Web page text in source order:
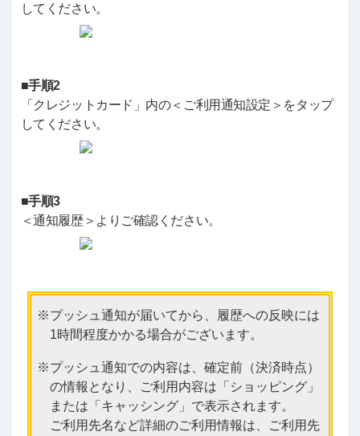
してください。
■手順2
「クレジットカード」内の＜ご利用通知設定＞をタップ
してください。
■手順3
＜通知履歴＞よりご確認ください。
プッシュ通知が届いてから、履歴への反映には
1時間程度かかる場合がございます。
プッシュ通知での内容は、確定前（決済時点）
の情報となり、ご利用内容は「ショッピング」
または「キャッシング」で表示されます。
ご利用先名など詳細のご利用情報は、ご利用先